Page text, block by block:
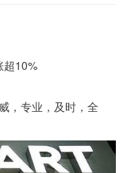
，专业，及时，全